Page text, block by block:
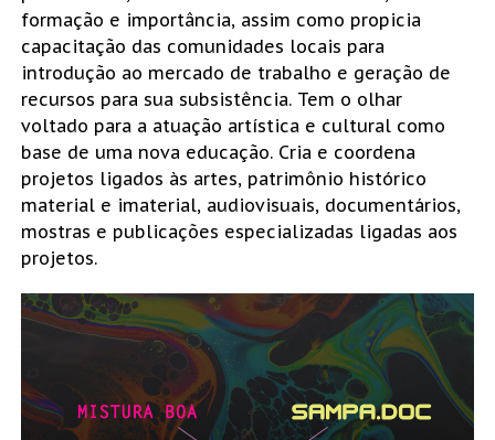
formação e importância, assim como propicia
capacitação das comunidades locais para
introdução ao mercado de trabalho e geração de
recursos para sua subsistência. Tem o olhar
voltado para a atuação artística e cultural como
base de uma nova educação. Cria e coordena
projetos ligados às artes, patrimônio histórico
material e imaterial, audiovisuais, documentários,
mostras e publicações especializadas ligadas aos
projetos.